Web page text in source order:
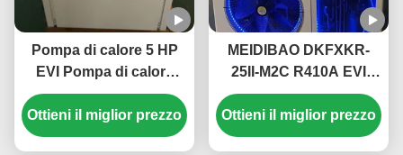
Pompa di calore 5 HP
EVI Pompa di calore
monoblocco elettrica
domestica Alta
temperatura fino a 55 °
Ottieni il miglior prezzo
MEIDIBAO DKFXKR-
25II-M2C R410A EVI
Inverter DC Pompa di
calore 50Hz Sorgente
d'aria fissa
Ottieni il miglior prezzo